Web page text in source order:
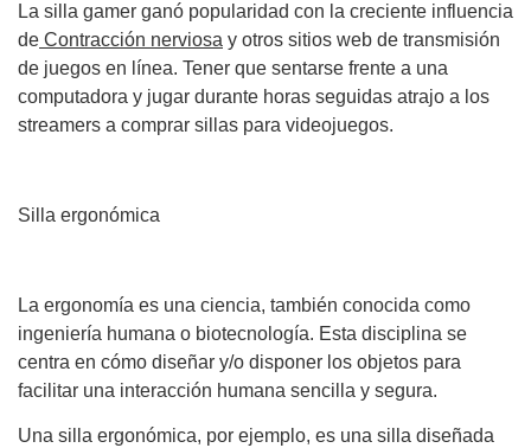
La silla gamer ganó popularidad con la creciente influencia
de Contracción nerviosa y otros sitios web de transmisión
de juegos en línea. Tener que sentarse frente a una
computadora y jugar durante horas seguidas atrajo a los
streamers a comprar sillas para videojuegos.
Silla ergonómica
La ergonomía es una ciencia, también conocida como
ingeniería humana o biotecnología. Esta disciplina se
centra en cómo diseñar y/o disponer los objetos para
facilitar una interacción humana sencilla y segura.
Una silla ergonómica, por ejemplo, es una silla diseñada